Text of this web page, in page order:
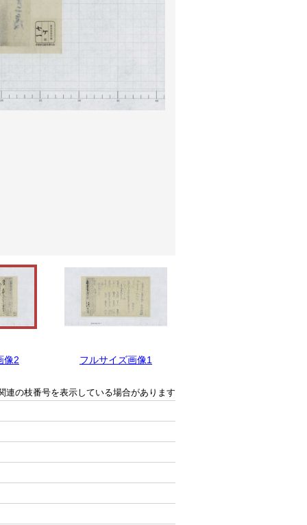
像2 フルサイズ画像1
連の枝番号を表示している場合があります